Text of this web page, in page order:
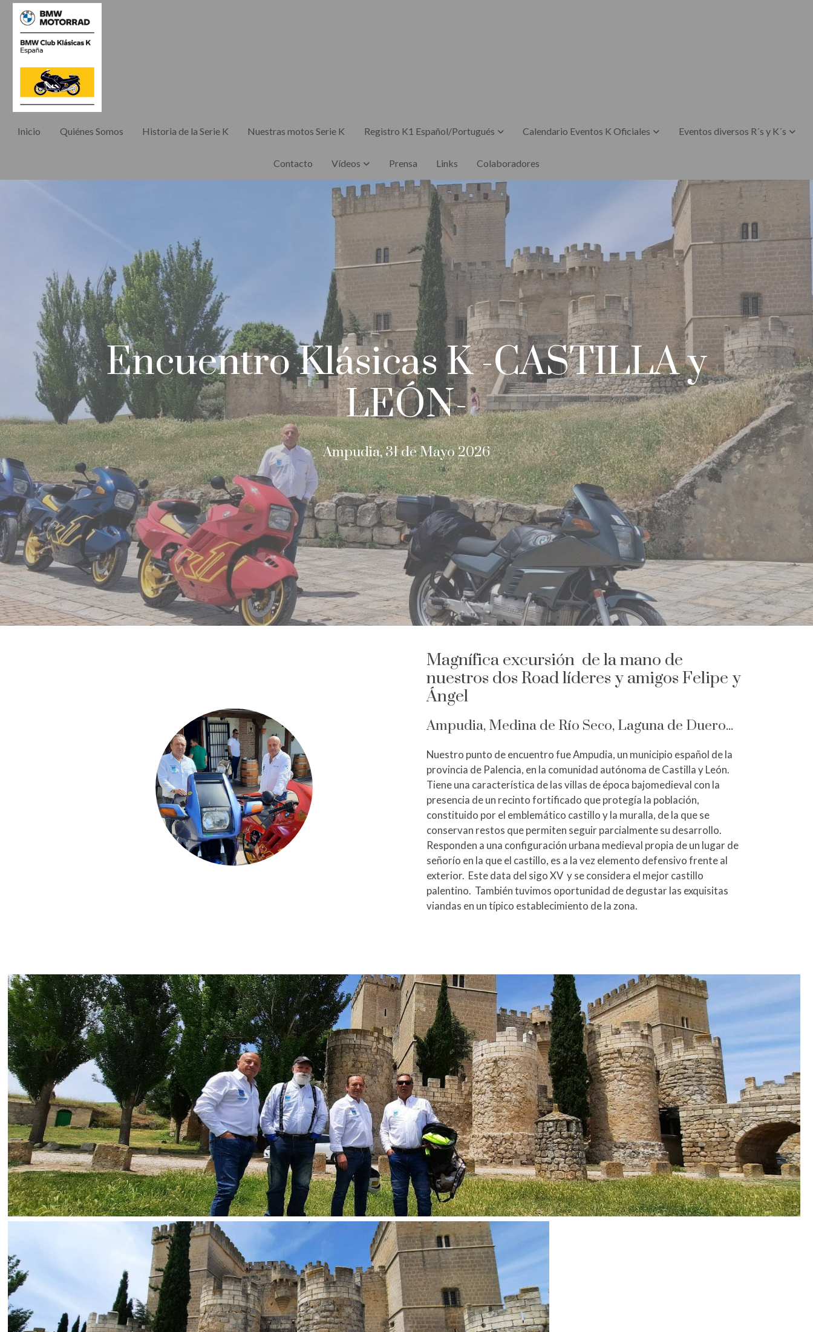
Inicio Quiénes Somos Historia de la Serie K Nuestras motos Serie K Registro K1 Español/Portugués Calendario Eventos K Oficiales Eventos diversos R´s y K´s
Contacto Vídeos Prensa Links Colaboradores
Encuentro Klásicas K -CASTILLA y
LEÓN-
Ampudia, 31 de Mayo 2026
Magnífica excursión de la mano de
nuestros dos Road líderes y amigos Felipe y
Ángel
Ampudia, Medina de Río Seco, Laguna de Duero...
Nuestro punto de encuentro fue Ampudia, un municipio español de la
provincia de Palencia, en la comunidad autónoma de Castilla y León.
Tiene una característica de las villas de época bajomedieval con la
presencia de un recinto fortificado que protegía la población,
constituido por el emblemático castillo y la muralla, de la que se
conservan restos que permiten seguir parcialmente su desarrollo.
Responden a una configuración urbana medieval propia de un lugar de
señorío en la que el castillo, es a la vez elemento defensivo frente al
exterior. Este data del sigo XV y se considera el mejor castillo
palentino. También tuvimos oportunidad de degustar las exquisitas
viandas en un típico establecimiento de la zona.